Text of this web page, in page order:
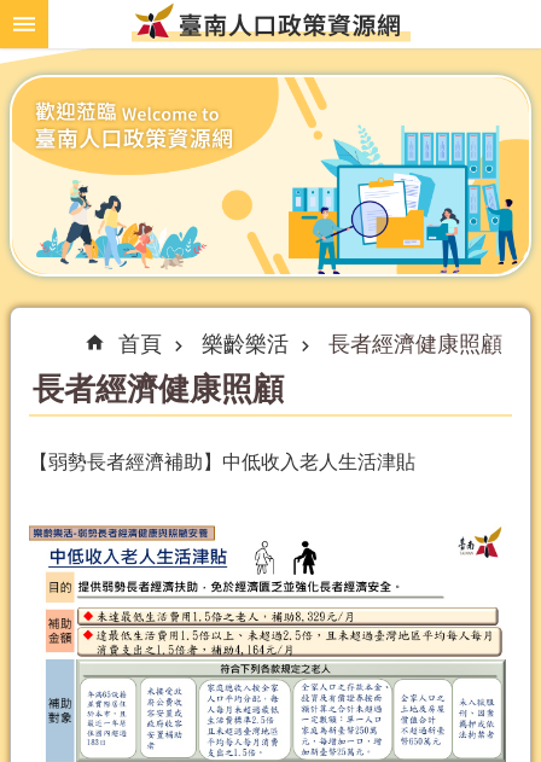
跳到主要內容區塊
首頁 樂齡樂活 長者經濟健康照顧
長者經濟健康照顧
【弱勢長者經濟補助】中低收入老人生活津貼